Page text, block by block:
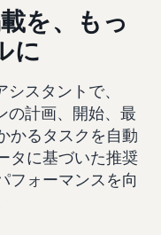
を、もっ
に
スタントで、
の計画、開始、最
かるタスクを自動
タに基づいた推奨
フォーマンスを向